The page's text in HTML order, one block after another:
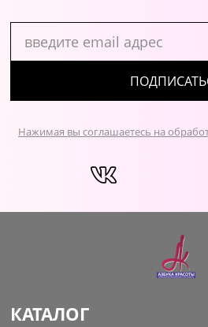
Нажимая вы соглашаетесь на
КАТАЛОГ